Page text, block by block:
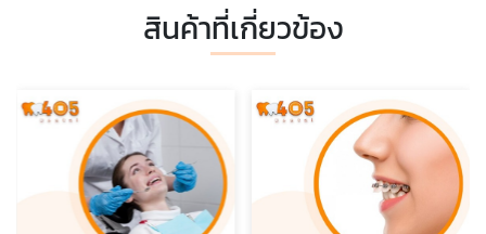
สินค้าที่เกี่ยวข้อง